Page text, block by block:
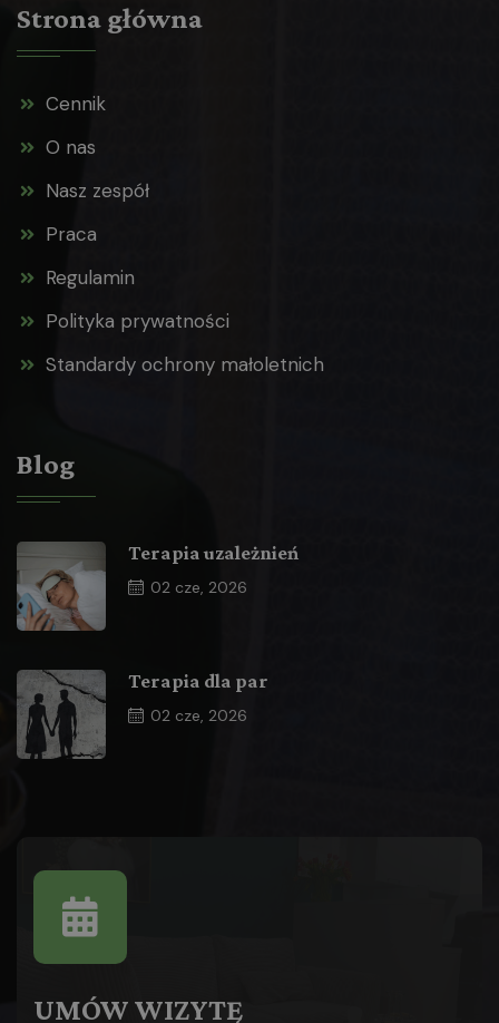
Strona główna
Cennik
O nas
Nasz zespół
Praca
Regulamin
Polityka prywatności
Standardy ochrony małoletnich
Blog
Terapia uzależnień
02 cze, 2026
Terapia dla par
02 cze, 2026
UMÓW WIZYTĘ